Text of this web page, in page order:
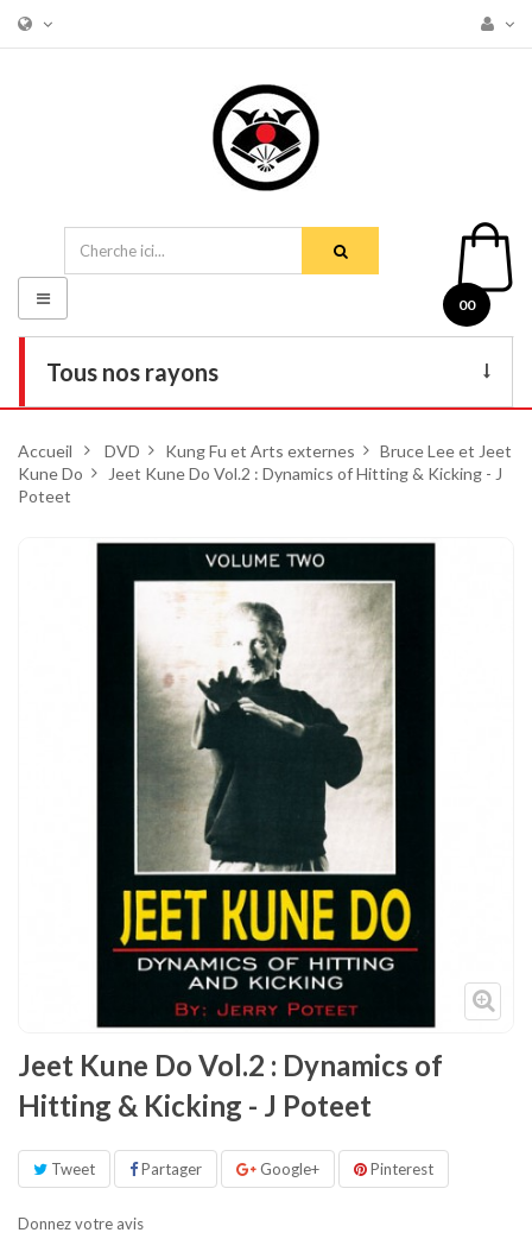
00
Tous nos rayons
DVD
Protections
Cible de frappe
Condition physique
Décoration
Basculer
la
navigation
Accueil > DVD > Kung Fu et Arts externes > Bruce Lee et Jeet
Kune Do >
Jeet Kune Do Vol.2 : Dynamics of Hitting & Kicking - J
Poteet
Jeet Kune Do Vol.2 : Dynamics of
Hitting & Kicking - J Poteet
Tweet Partager Google+ Pinterest
Donnez votre avis